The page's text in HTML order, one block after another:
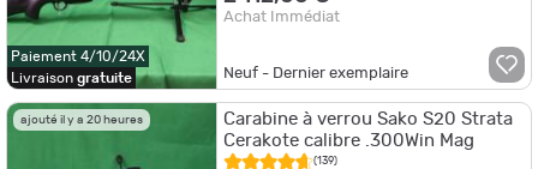
Paiement 4/10/24X
Livraison gratuite
Achat Immédiat
Neuf - Dernier exemplaire
ajouté il y a 20 heures
Carabine à verrou Sako S20 Strata
Cerakote calibre .300Win Mag
(139)